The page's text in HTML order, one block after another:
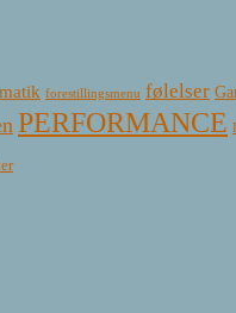
forestillingsmenu følelser
PERFORMANCE